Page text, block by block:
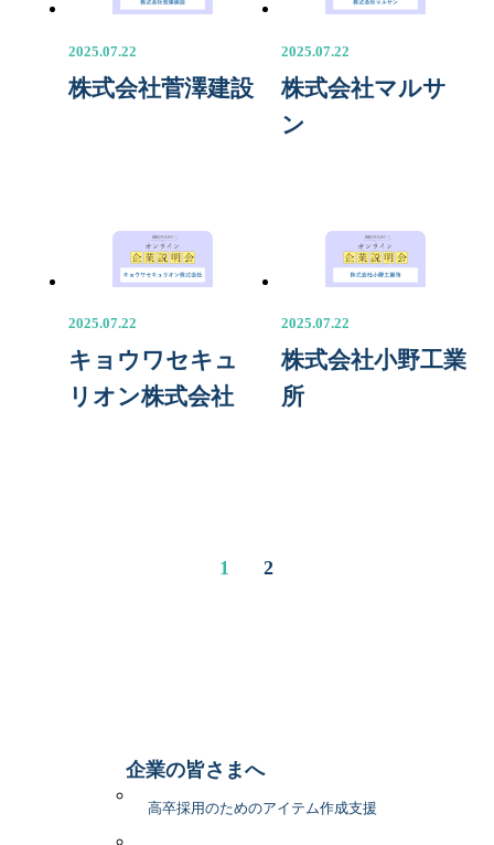
2025.07.22
株式会社菅澤建設
2025.07.22
株式会社マルサ
ン
2025.07.22
キョウワセキュ
リオン株式会社
2025.07.22
株式会社小野工業
所
1 2
企業の皆さまへ
高卒採用のためのアイテム作成支援